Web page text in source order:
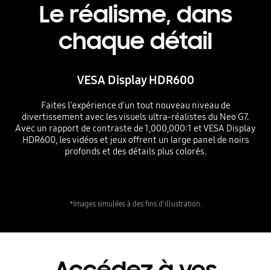
Le réalisme, dans
chaque détail
VESA Display HDR600
Faites l'expérience d'un tout nouveau niveau de
divertissement avec les visuels ultra-réalistes du Neo G7.
Avec un rapport de contraste de 1,000,000:1 et VESA Display
HDR600, les vidéos et jeux offrent un large panel de noirs
profonds et des détails plus colorés.
*Images simulées à des fins d'illustration.